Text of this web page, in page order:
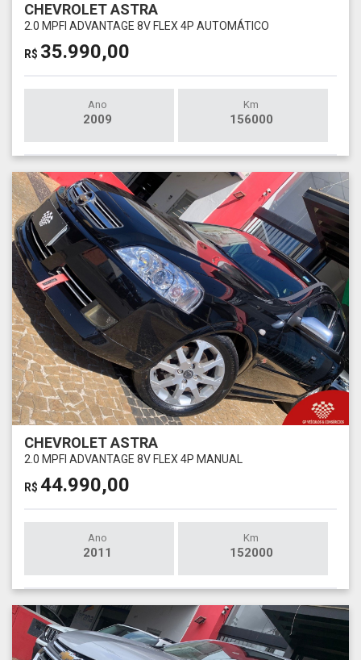
CHEVROLET ASTRA
2.0 MPFI ADVANTAGE 8V FLEX 4P AUTOMÁTICO
R$ 35.990,00
Ano
2009
Km
156000
CHEVROLET ASTRA
2.0 MPFI ADVANTAGE 8V FLEX 4P MANUAL
R$ 44.990,00
Ano
2011
Km
152000